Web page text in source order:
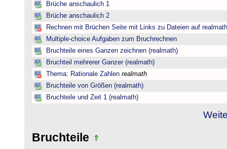
Brüche anschaulich 1
Brüche anschaulich 2
Rechnen mit Brüchen Seite mit Links zu Dateien auf
Multiple-choice Aufgaben zum Bruchrechnen
Bruchteile eines Ganzen zeichnen (realmath)
Bruchteil mehrerer Ganzer (realmath)
Thema: Rationale Zahlen realmath
Bruchteile von Größen (realmath)
Bruchteile und Zeit 1 (realmath)
Bruchteile